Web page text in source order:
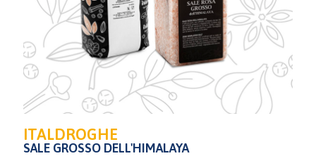
ITALDROGHE
SALE GROSSO DELL'HIMALAYA